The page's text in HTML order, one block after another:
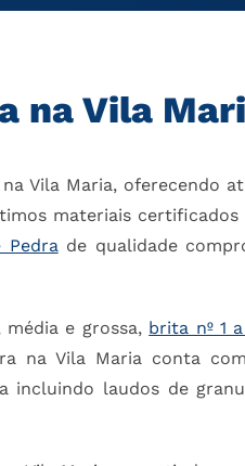
na Vila
Vila Maria, oferecendo
materiais certificados
Pedrade qualidade
média e grossa, brita nº 1
na Vila Maria conta
incluindo laudos de